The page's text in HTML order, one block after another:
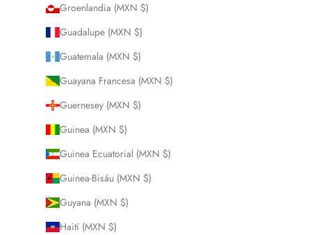
Groenlandia (MXN $)
Guadalupe (MXN $)
Guatemala (MXN $)
Guayana Francesa (MXN $)
Guernesey (MXN $)
Guinea (MXN $)
Guinea Ecuatorial (MXN $)
Guinea-Bisáu (MXN $)
Guyana (MXN $)
Haití (MXN $)